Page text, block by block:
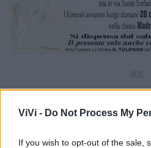
ViVi - Do Not Process My
If you wish to opt-out of the sale,